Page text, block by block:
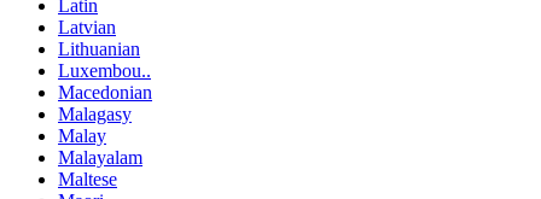
Latin
Latvian
Lithuanian
Luxembou..
Macedonian
Malagasy
Malay
Malayalam
Maltese